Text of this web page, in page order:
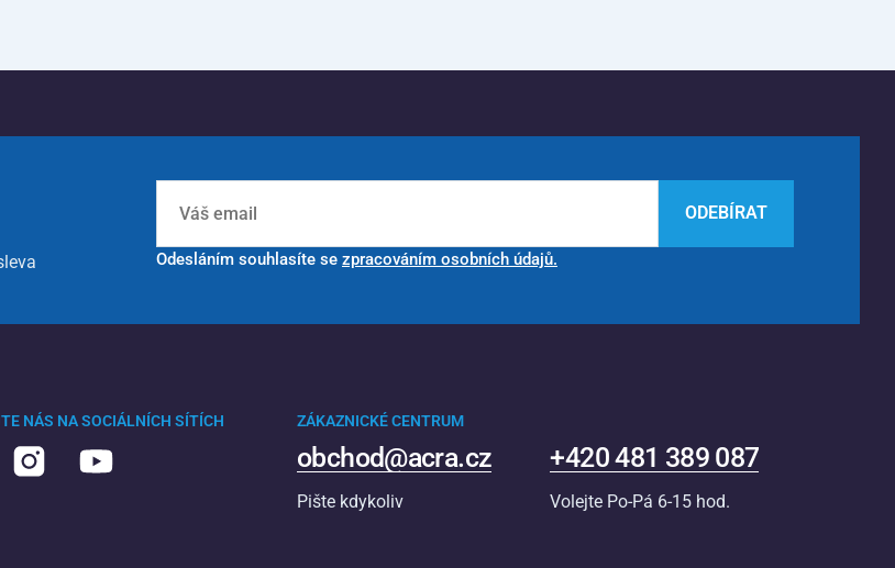
ODEBÍRAT
Odesláním souhlasíte se zpracováním osobních údajů.
NÁS NA SOCIÁLNÍCH SÍTÍCH ZÁKAZNICKÉ CENTRUM
obchod@acra.cz
Pište kdykoliv
+420 481 389 087
Volejte Po-Pá 6-15 hod.